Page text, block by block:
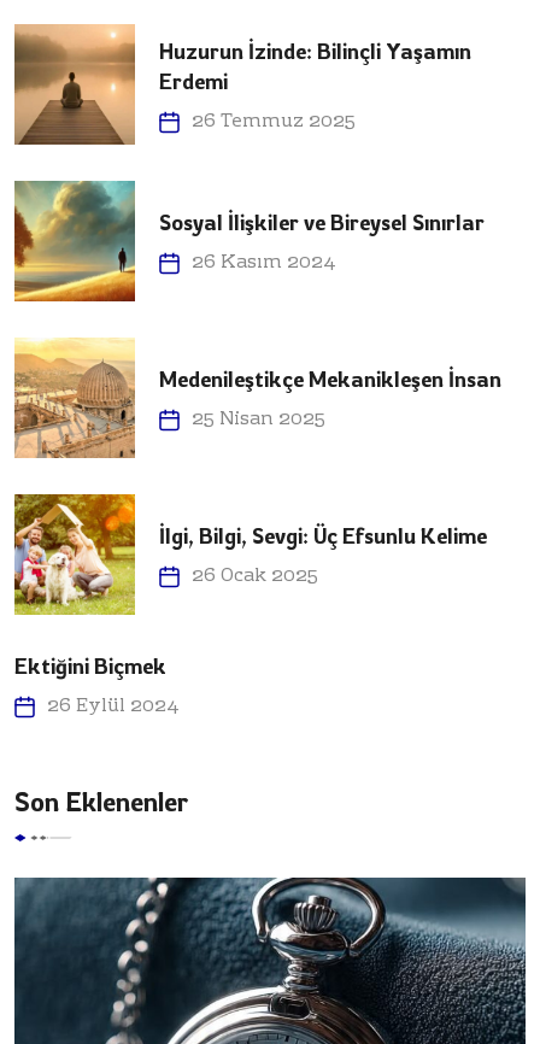
Huzurun İzinde: Bilinçli Yaşamın
Erdemi
26 Temmuz 2025
Sosyal İlişkiler ve Bireysel Sınırlar
26 Kasım 2024
Medenileştikçe Mekanikleşen İnsan
25 Nisan 2025
İlgi, Bilgi, Sevgi: Üç Efsunlu Kelime
26 Ocak 2025
Ektiğini Biçmek
26 Eylül 2024
Son Eklenenler